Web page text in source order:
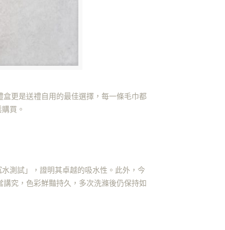
更是送禮自用的最佳選擇，每一條毛巾都
買。
測試」，證明其卓越的吸水性。此外，今
究，色彩鮮豔持久，多次洗滌後仍保持如